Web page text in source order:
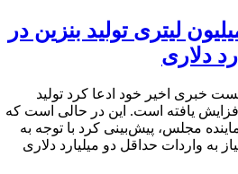
افزایش 18 میلیون لیتری تولید بنزین در
خبری اخیر خود ادعا کرد تولید
میلیون لیتر افزایش یافته است. این در حالی است که
مجلس، پیش‌بینی کرد با توجه به
به واردات حداقل دو میلیارد دلاری